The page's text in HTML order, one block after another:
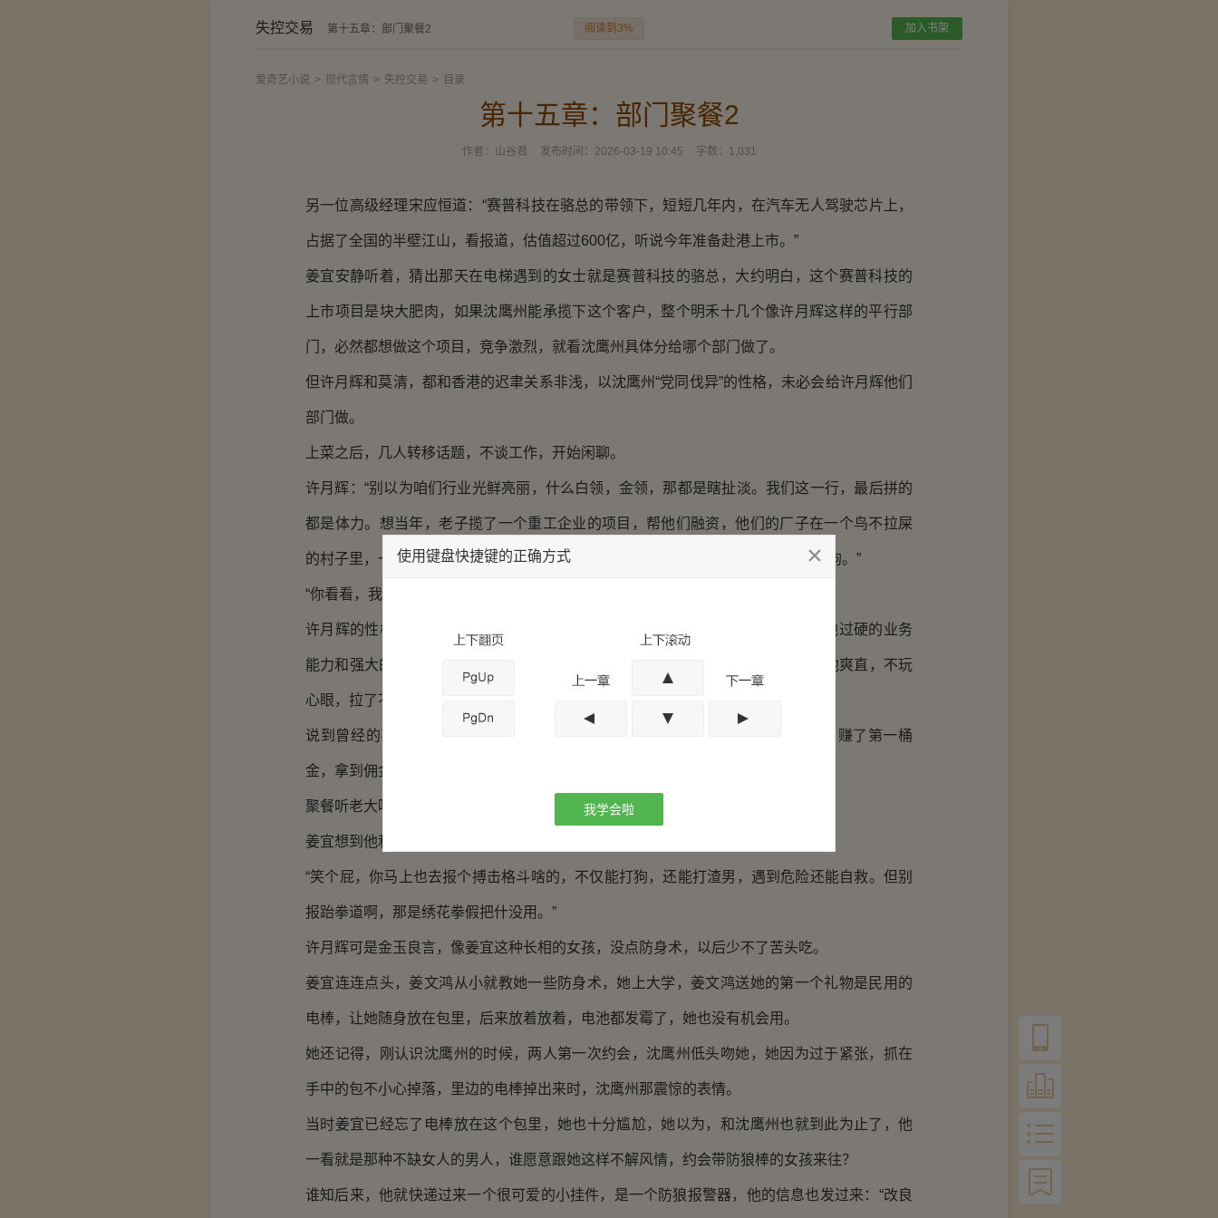
失控交易 第十五章：部门聚餐2 阅读到3% 加入书架
爱奇艺小说 > 现代言情 > 失控交易 > 目录
第十五章：部门聚餐2
作者： 山谷君 发布时间： 2026-03-19 10:45 字数： 1,031
另一位高级经理宋应恒道：“赛普科技在骆总的带领下，短短几年内，在汽车无人驾驶芯片上，
占据了全国的半壁江山，看报道，估值超过600亿，听说今年准备赴港上市。”
姜宜安静听着，猜出那天在电梯遇到的女士就是赛普科技的骆总，大约明白，这个赛普科技的
上市项目是块大肥肉，如果沈鹰州能承揽下这个客户，整个明禾十几个像许月辉这样的平行部
门，必然都想做这个项目，竞争激烈，就看沈鹰州具体分给哪个部门做了。
但许月辉和莫清，都和香港的迟聿关系非浅，以沈鹰州“党同伐异”的性格，未必会给许月辉他们
部门做。
上菜之后，几人转移话题，不谈工作，开始闲聊。
许月辉：“别以为咱们行业光鲜亮丽，什么白领，金领，那都是瞎扯淡。我们这一行，最后拼的
都是体力。想当年，老子揽了一个重工企业的项目，帮他们融资，他们的厂子在一个鸟不拉屎
的村子里，一住就是半年，你敢想？厕所还是旱厕，拉个屎出来，外面围着几条野狗。”
“你看看，我胳膊这伤，就是当年被狗咬的，差点废了。”
许月辉的性格、谈吐，和他的名字，他的学历，他的身份职业截然不同，但因为他过硬的业务
能力和强大的自信，反而独树一帜，客户喜欢和他称兄道弟，喝酒吹牛 逼，觉得他爽直，不玩
心眼，拉了不少业务。
说到曾经的事，许月辉哈哈大笑：“那个重工项目，给老子拉来了几个亿的业绩，赚了第一桶
金，拿到佣金的第一时间，老子就报了两年私教格斗课，再遇到野狗，不定谁赢。”
聚餐听老大吹牛炫耀，忆往昔峥嵘岁月是必有的节目...
姜宜想到他和野狗斗的样子，没忍住，轻笑出声。
“笑个屁，你马上也去报个搏击格斗啥的，不仅能打狗，还能打渣男，遇到危险还能自救。但别
报跆拳道啊，那是绣花拳假把什没用。”
许月辉可是金玉良言，像姜宜这种长相的女孩，没点防身术，以后少不了苦头吃。
姜宜连连点头，姜文鸿从小就教她一些防身术，她上大学，姜文鸿送她的第一个礼物是民用的
电棒，让她随身放在包里，后来放着放着，电池都发霉了，她也没有机会用。
她还记得，刚认识沈鹰州的时候，两人第一次约会，沈鹰州低头吻她，她因为过于紧张，抓在
手中的包不小心掉落，里边的电棒掉出来时，沈鹰州那震惊的表情。
当时姜宜已经忘了电棒放在这个包里，她也十分尴尬，她以为，和沈鹰州也就到此为止了，他
一看就是那种不缺女人的男人，谁愿意跟她这样不解风情，约会带防狼棒的女孩来往？
谁知后来，他就快递过来一个很可爱的小挂件，是一个防狼报警器，他的信息也发过来：“改良
使用键盘快捷键的正确方式
我学会啦